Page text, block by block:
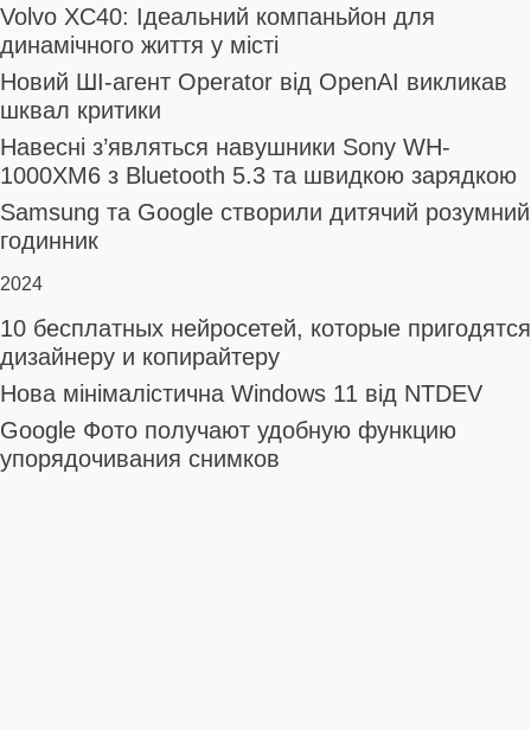
Volvo XC40: Ідеальний компаньйон для
динамічного життя у місті
Новий ШІ-агент Operator від OpenAI викликав
шквал критики
Навесні з’являться навушники Sony WH-
1000XM6 з Bluetooth 5.3 та швидкою зарядкою
Samsung та Google створили дитячий розумний
годинник
2024
10 бесплатных нейросетей, которые пригодятся
дизайнеру и копирайтеру
Нова мінімалістична Windows 11 від NTDEV
Google Фото получают удобную функцию
упорядочивания снимков